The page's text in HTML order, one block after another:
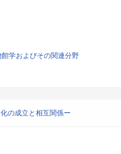
学およびその関連分野
の成立と相互関係ー